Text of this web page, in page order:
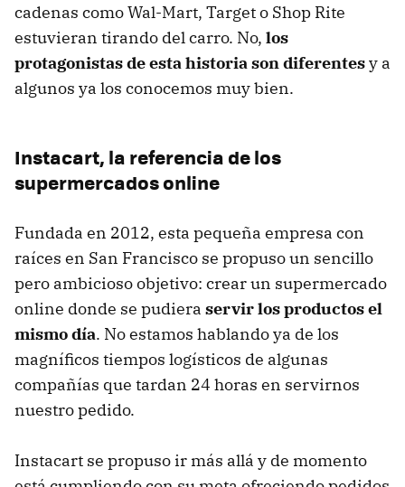
cadenas como Wal-Mart, Target o Shop Rite
estuvieran tirando del carro. No, los
protagonistas de esta historia son diferentesy a
algunos ya los conocemos muy bien.
Instacart, la referencia de los
supermercados online
Fundada en 2012, esta pequeña empresa con
raíces en San Francisco se propuso un sencillo
pero ambicioso objetivo: crear un supermercado
online donde se pudiera servir los productos el
mismo día. No estamos hablando ya de los
magníficos tiempos logísticos de algunas
compañías que tardan 24 horas en servirnos
nuestro pedido.
Instacart se propuso ir más allá y de momento